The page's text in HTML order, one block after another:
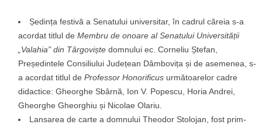
Ședința festivă a Senatului universitar, în cadrul căreia s-a
acordat titlul de Membru de onoare al Senatului Universității
„Valahia” din Târgoviște domnului ec. Corneliu Ștefan,
Președintele Consiliului Județean Dâmbovița și de asemenea, s-
a acordat titlul de Professor Honorificus următoarelor cadre
didactice: Gheorghe Sbârnă, Ion V. Popescu, Horia Andrei,
Gheorghe Gheorghiu și Nicolae Olariu.
Lansarea de carte a domnului Theodor Stolojan, fost prim-